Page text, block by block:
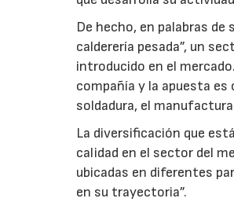
De hecho, en palabras
calderería pesada”, un
introducido en el
compañía y la apuesta es
soldadura, el
La diversificación que
calidad en el sector del
ubicadas en diferentes
en su trayectoria”.